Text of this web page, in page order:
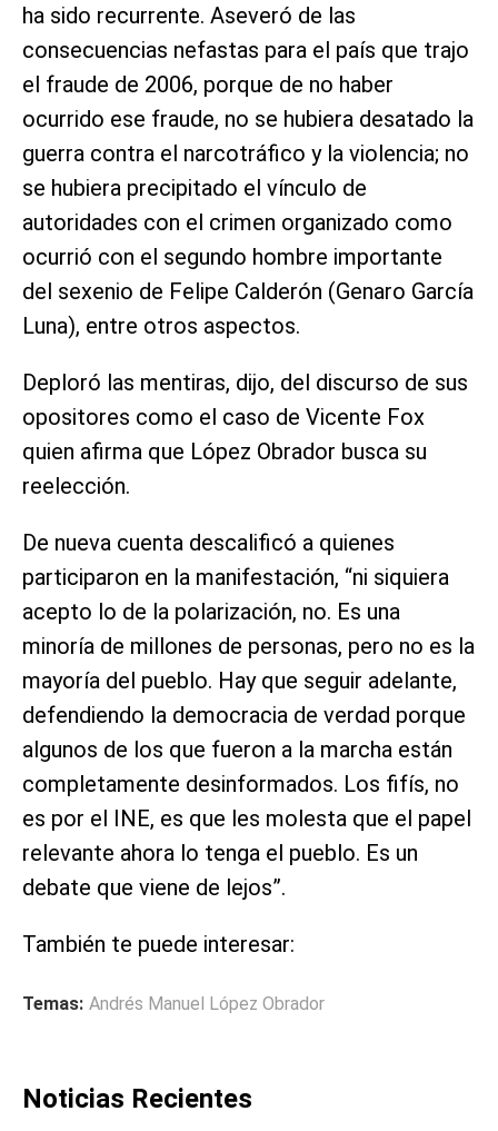
ha sido recurrente. Aseveró de las
consecuencias nefastas para el país que trajo
el fraude de 2006, porque de no haber
ocurrido ese fraude, no se hubiera desatado la
guerra contra el narcotráfico y la violencia; no
se hubiera precipitado el vínculo de
autoridades con el crimen organizado como
ocurrió con el segundo hombre importante
del sexenio de Felipe Calderón (Genaro García
Luna), entre otros aspectos.
Deploró las mentiras, dijo, del discurso de sus
opositores como el caso de Vicente Fox
quien afirma que López Obrador busca su
reelección.
De nueva cuenta descalificó a quienes
participaron en la manifestación, “ni siquiera
acepto lo de la polarización, no. Es una
minoría de millones de personas, pero no es la
mayoría del pueblo. Hay que seguir adelante,
defendiendo la democracia de verdad porque
algunos de los que fueron a la marcha están
completamente desinformados. Los fifís, no
es por el INE, es que les molesta que el papel
relevante ahora lo tenga el pueblo. Es un
debate que viene de lejos”.
También te puede interesar:
Temas: Andrés Manuel López Obrador
Noticias Recientes